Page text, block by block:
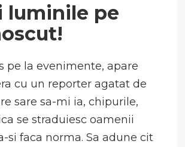
luminile pe
pe la evenimente, apare
cu un reporter agatat de
sare sa-mi ia, chipurile,
se straduiesc oamenii
si faca norma. Sa adune cit